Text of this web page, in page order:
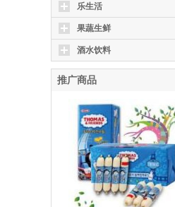
乐生活
果蔬生鲜
酒水饮料
推广商品